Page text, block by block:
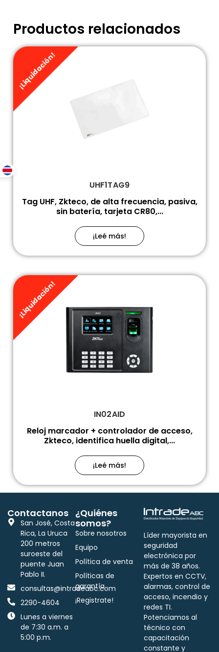
Productos relacionados
¡Liquidación!
UHF1TAG9
Tag UHF, Zkteco, de alta frecuencia, pasiva,
sin batería, tarjeta CR80,...
¡Leé más!
¡Liquidación!
IN02AID
Reloj marcador + controlador de acceso,
Zkteco, identifica huella digital,...
¡Leé más!
Líder mayorista en
seguridad
electrónica por
más de 38 años.
Expertos en CCTV,
alarmas, control de
acceso, incendio y
redes TI.
Potenciamos al
técnico con
capacitación
constante y
¿Quiénes
somos?
Sobre nosotros
Equipo
Política de venta
Políticas de
garantía
¡Registrate!
Contactanos
San José, Costa
Rica, La Uruca
200 metros
suroeste del
puente Juan
Pablo II.
consultas@intradeabc.com
2290-4604
Lunes a viernes
de 7:30 a.m. a
5:00 p.m.